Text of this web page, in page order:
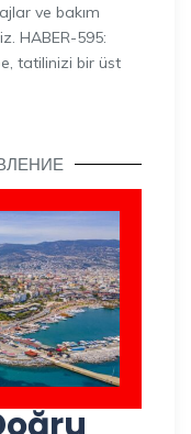
ve bakım
HABER-595:
tatilinizi bir üst